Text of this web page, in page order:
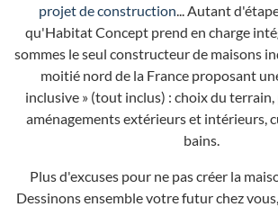
projet de construction... Autant
qu'Habitat Concept prend en charge
sommes le seul constructeur de maisons
moitié nord de la France proposant
inclusive » (tout inclus) : choix du terrain,
aménagements extérieurs et intérieurs,
bains.
Plus d'excuses pour ne pas créer la
Dessinons ensemble votre futur chez